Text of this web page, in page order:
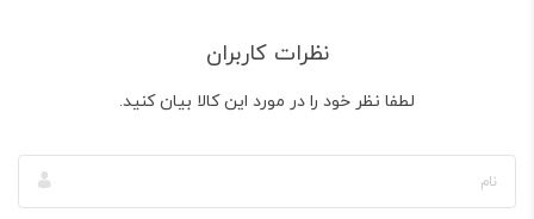
نظرات کاربران
لطفا نظر خود را در مورد این کالا بیان کنید.